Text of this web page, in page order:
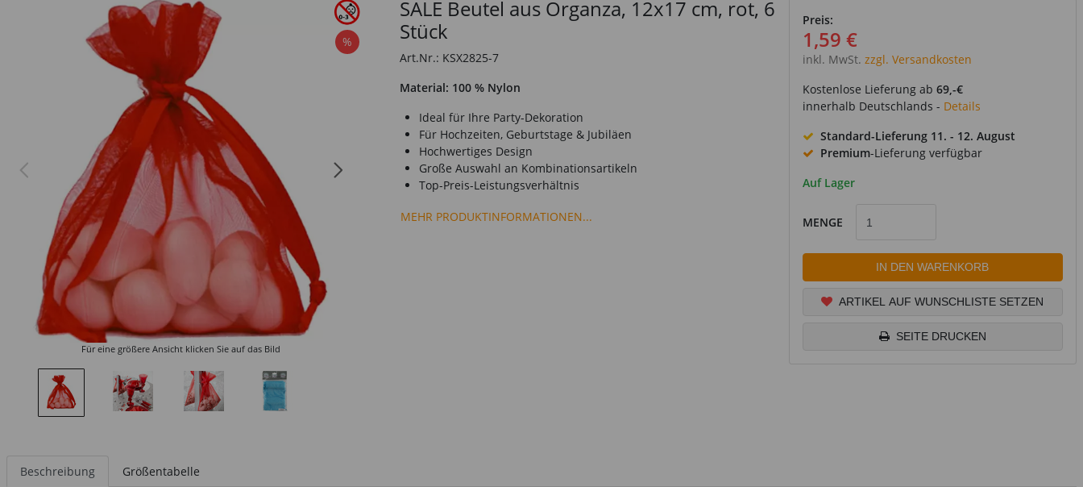
%
Für eine größere Ansicht klicken Sie auf das Bild
SALE Beutel aus Organza, 12x17 cm, rot, 6
Stück
Art.Nr.: KSX2825-7
Material: 100 % Nylon
Ideal für Ihre Party-Dekoration
Für Hochzeiten, Geburtstage & Jubiläen
Hochwertiges Design
Große Auswahl an Kombinationsartikeln
Top-Preis-Leistungsverhältnis
MEHR PRODUKTINFORMATIONEN...
Preis:
1,59 €
inkl. MwSt. zzgl. Versandkosten
Kostenlose Lieferung ab 69,-€
innerhalb Deutschlands - Details
Standard-Lieferung 11. - 12. August
Premium-Lieferung verfügbar
Auf Lager
MENGE
IN DEN WARENKORB
ARTIKEL AUF WUNSCHLISTE SETZEN
SEITE DRUCKEN
Beschreibung Größentabelle